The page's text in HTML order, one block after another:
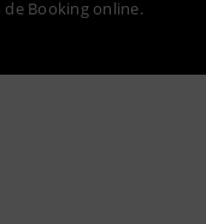
de Booking online.